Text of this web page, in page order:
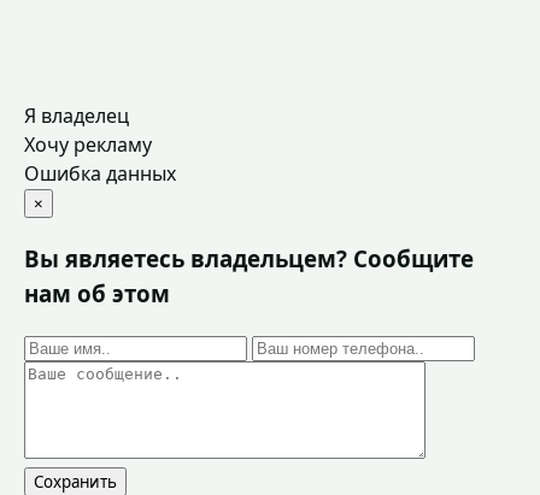
Я владелец
Хочу рекламу
Ошибка данных
×
Вы являетесь владельцем? Сообщите
нам об этом
Сохранить